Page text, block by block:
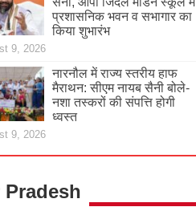
प्रशासनिक भवन व सभागार का
किया शुभारंभ
9, 2026
नारनौल में राज्य स्तरीय हाफ
मैराथन: सीएम नायब सैनी बोले-
नशा तस्करों की संपत्ति होगी
ध्वस्त
9, 2026
Pradesh